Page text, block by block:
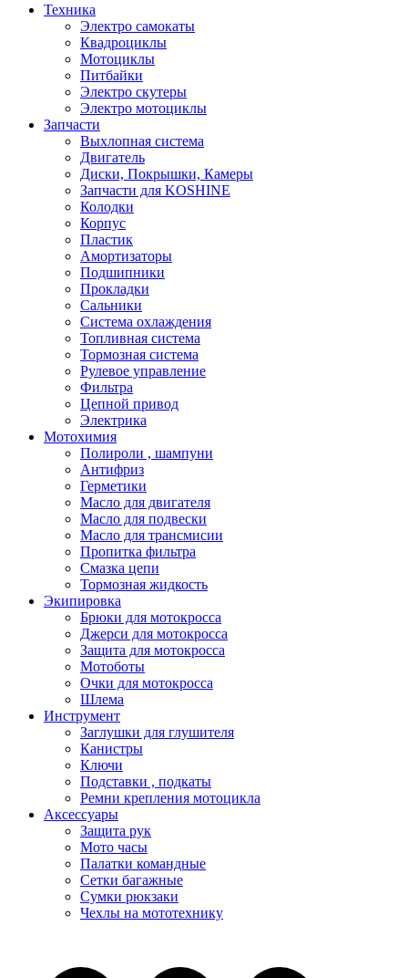
Техника
Электро самокаты
Квадроциклы
Мотоциклы
Питбайки
Электро скутеры
Электро мотоциклы
Запчасти
Выхлопная система
Двигатель
Диски, Покрышки, Камеры
Запчасти для KOSHINE
Колодки
Корпус
Пластик
Амортизаторы
Подшипники
Прокладки
Сальники
Система охлаждения
Топливная система
Тормозная система
Рулевое управление
Фильтра
Цепной привод
Электрика
Мотохимия
Полироли , шампуни
Антифриз
Герметики
Масло для двигателя
Масло для подвески
Масло для трансмисии
Пропитка фильтра
Смазка цепи
Тормозная жидкость
Экипировка
Брюки для мотокросса
Джерси для мотокросса
Защита для мотокросса
Мотоботы
Очки для мотокросса
Шлема
Инструмент
Заглушки для глушителя
Канистры
Ключи
Подставки , подкаты
Ремни крепления мотоцикла
Аксессуары
Защита рук
Мото часы
Палатки командные
Сетки багажные
Сумки рюкзаки
Чехлы на мототехнику